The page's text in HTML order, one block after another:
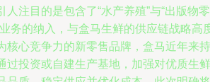
注目的是包含了“水产养殖”与“出版物零
务的纳入，与盒马生鲜的供应链战略高
核心竞争力的新零售品牌，盒马近年来持
过投资或自建生产基地，加强对优质生鲜